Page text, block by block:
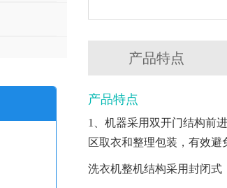
产品特点
产品特点
1、机器采用双开门结构前
区取衣和整理包装，有效避
洗衣机整机结构采用封闭式